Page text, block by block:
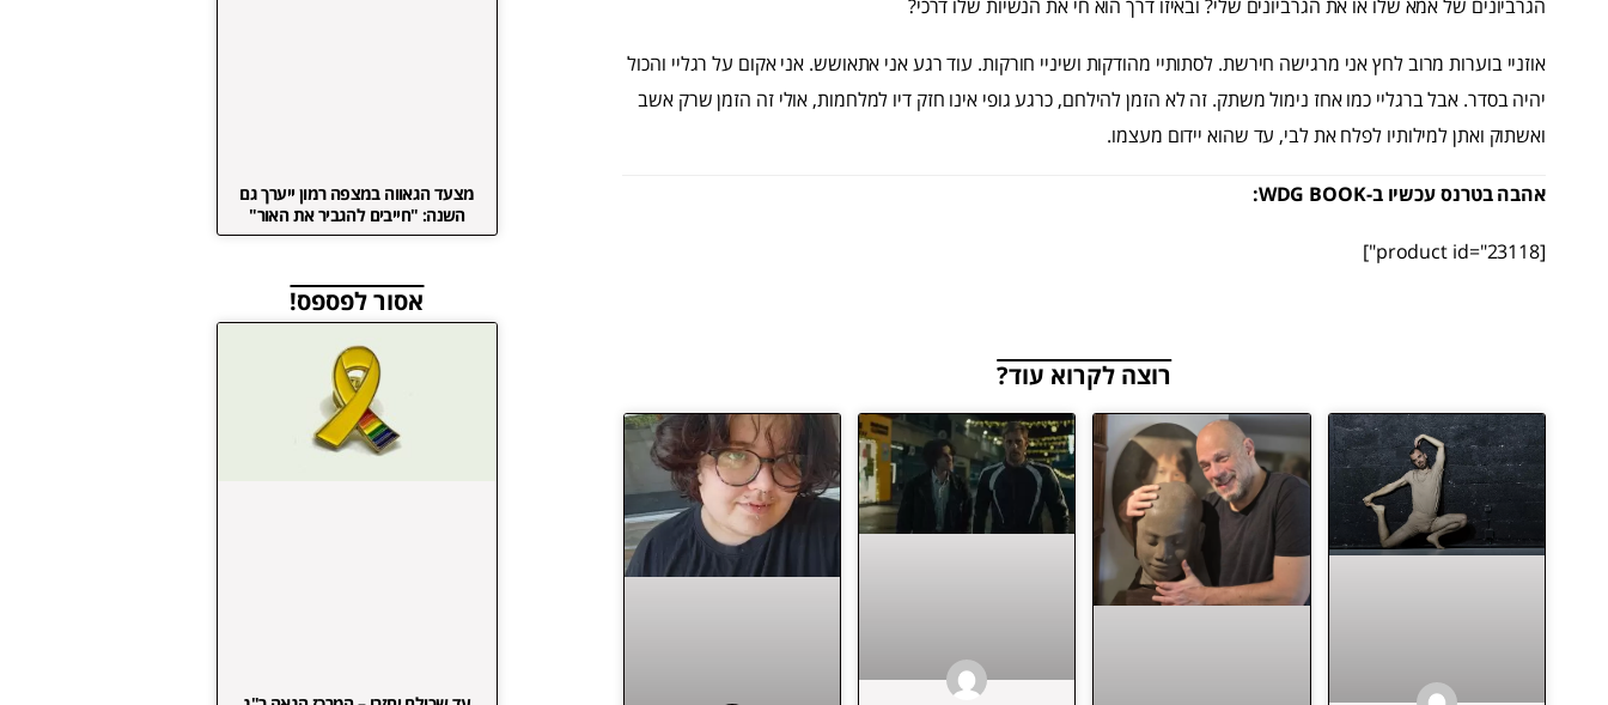
הגרביונים של אמא שלו או את הגרביונים שלי? ובאיזו דרך הוא חי את הנשיות שלו דרכי?
אוזניי בוערות מרוב לחץ אני מרגישה חירשת. לסתותיי מהודקות ושיניי חורקות. עוד רגע אני אתאושש. אני אקום על רגליי והכול
יהיה בסדר. אבל ברגליי כמו אחז נימול משתק. זה לא הזמן להילחם, כרגע גופי אינו חזק דיו למלחמות, אולי זה הזמן שרק אשב
ואשתוק ואתן למילותיו לפלח את לבי, עד שהוא יידום מעצמו.
אהבה בטרנס עכשיו ב-WDG BOOK:
[product id="23118"]
רוצה לקרוא עוד?
מצעד הגאווה במצפה רמון ייערך גם
השנה: "חייבים להגביר את האור"
אסור לפספס!